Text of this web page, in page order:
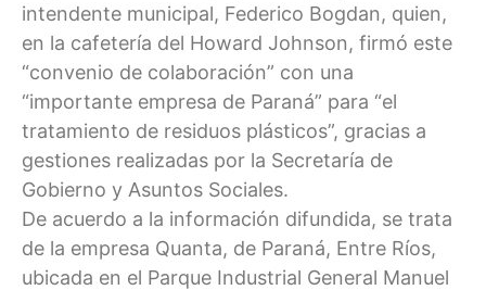
intendente municipal, Federico Bogdan, quien,
en la cafetería del Howard Johnson, firmó este
“convenio de colaboración” con una
“importante empresa de Paraná” para “el
tratamiento de residuos plásticos”, gracias a
gestiones realizadas por la Secretaría de
Gobierno y Asuntos Sociales.
De acuerdo a la información difundida, se trata
de la empresa Quanta, de Paraná, Entre Ríos,
ubicada en el Parque Industrial General Manuel